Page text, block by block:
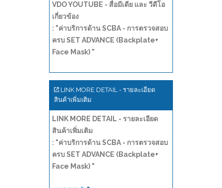
VDO YOUTUBE - สื่อมีเดีย และ วีดีโอ
เกี่ยวข้อง
: "ค่าบริการด้าน SCBA - การตรวจสอบ
ครบ SET ADVANCE (Backplate+
Face Mask) "
LINK MORE DETAIL - รายละเอียด
สินค้าเพิ่มเติม
LINK MORE DETAIL - รายละเอียด
สินค้าเพิ่มเติม
: "ค่าบริการด้าน SCBA - การตรวจสอบ
ครบ SET ADVANCE (Backplate+
Face Mask) "